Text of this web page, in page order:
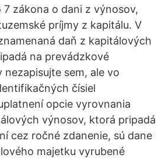
zákona o dani z výnosov,
príjmy z kapitálu. V
daň z kapitálových
na prevádzkové
sem, ale vo
čísiel
opcie vyrovnania
výnosov, ktorá pripadá
cez ročné zdanenie, sú dane
majetku vyrubené